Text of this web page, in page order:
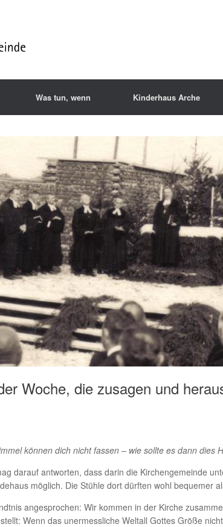
Was tun, wenn Kinderhaus Arche
Woche, die zusagen und
können dich nicht fassen – wie sollte es dann dies
darauf antworten, dass darin die Kirchengemeinde
möglich. Die Stühle dort dürften wohl bequemer
angesprochen: Wir kommen in der Kirche
Wenn das unermessliche Weltall Gottes Größe